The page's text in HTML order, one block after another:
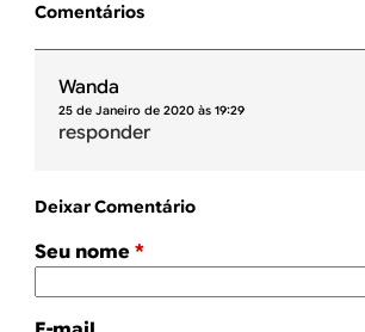
Comentários
Wanda
25 de Janeiro de 2020 às 19:29
responder
Deixar Comentário
Seu nome *